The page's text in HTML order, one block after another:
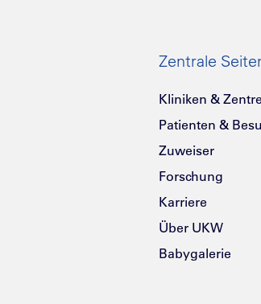
Zentrale
Kliniken &
Patienten &
Zuweiser
Forschung
Karriere
Über UKW
Babygalerie